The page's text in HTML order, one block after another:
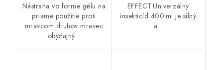
Nástraha vo forme gélu na
priame použitie proti
mravcom druhov mravec
obyčajný...
EFFECT Univerzálny
insekticíd 400 ml je silný
a...